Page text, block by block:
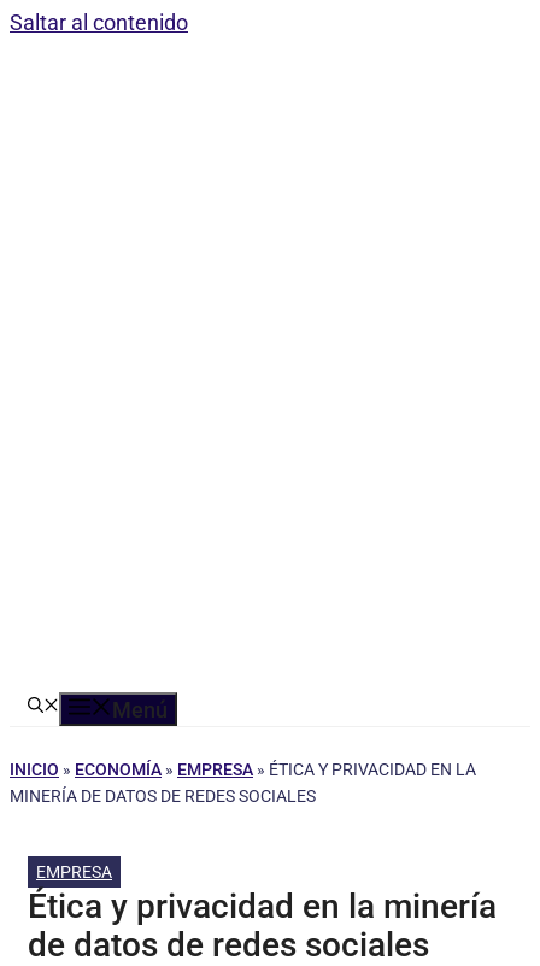
Saltar al contenido
Menú
INICIO » ECONOMÍA » EMPRESA » ÉTICA Y PRIVACIDAD EN LA
MINERÍA DE DATOS DE REDES SOCIALES
EMPRESA
Ética y privacidad en la minería
de datos de redes sociales